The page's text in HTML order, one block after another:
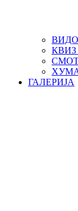
ГАЛЕРИЈА